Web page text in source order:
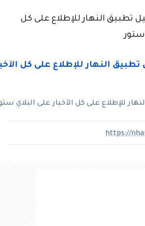
تطبيق النهار للإطلاع على كل
ستور
للإطلاع على كل الآخبار على البلاي
https://